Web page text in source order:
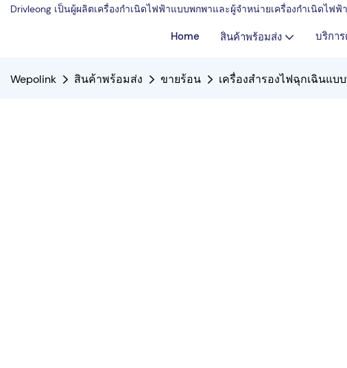
Drivleong เป็นผู้ผลิตเครื่องกำเนิดไฟฟ้าแบบพกพาและผู้จำหน่ายเครื่องกำเนิดไ
Home สินค้าพร้อมส่ง บริการ
Wepolink สินค้าพร้อมส่ง ขายร้อน เครื่องสำรองไฟฉุกเฉินแ